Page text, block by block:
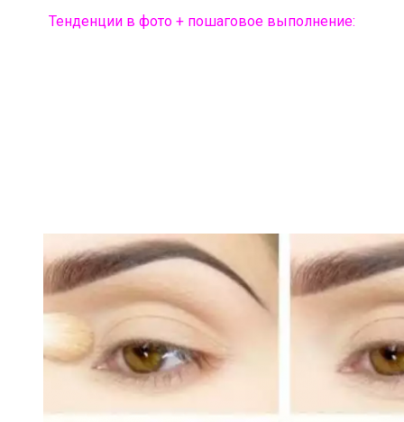
Тенденции в фото + пошаговое выполнение: